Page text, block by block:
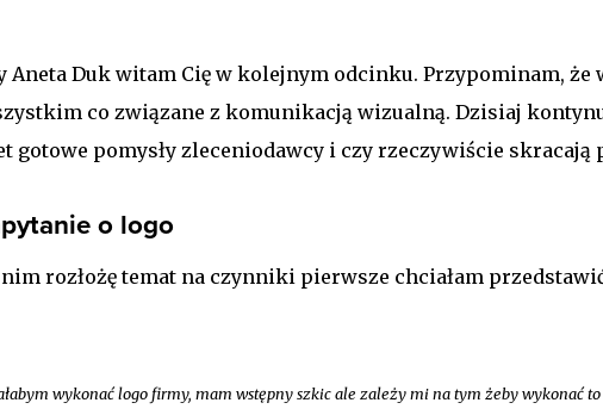
Aneta Duk witam Cię w kolejnym odcinku. Przypominam, że
co związane z komunikacją wizualną. Dzisiaj
gotowe pomysły zleceniodawcy i czy rzeczywiście skracają
o logo
nim rozłożę temat na czynniki pierwsze chciałam
wykonać logo firmy, mam wstępny szkic ale zależy mi na tym żeby wykonać